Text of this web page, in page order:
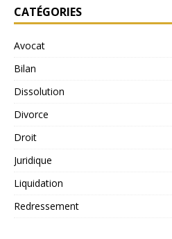
CATÉGORIES
Avocat
Bilan
Dissolution
Divorce
Droit
Juridique
Liquidation
Redressement